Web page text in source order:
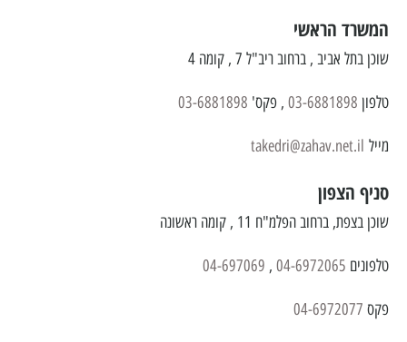
המשרד הראשי
שוכן בתל אביב , ברחוב ריב"ל 7 , קומה 4
טלפון 03-6881898 , פקס' 03-6881898
מייל takedri@zahav.net.il
סניף הצפון
שוכן בצפת, ברחוב הפלמ"ח 11 , קומה ראשונה
טלפונים 04-6972065
,
04-697069
פקס 04-6972077